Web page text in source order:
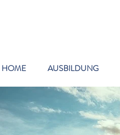
HOME AUSBILDUNG